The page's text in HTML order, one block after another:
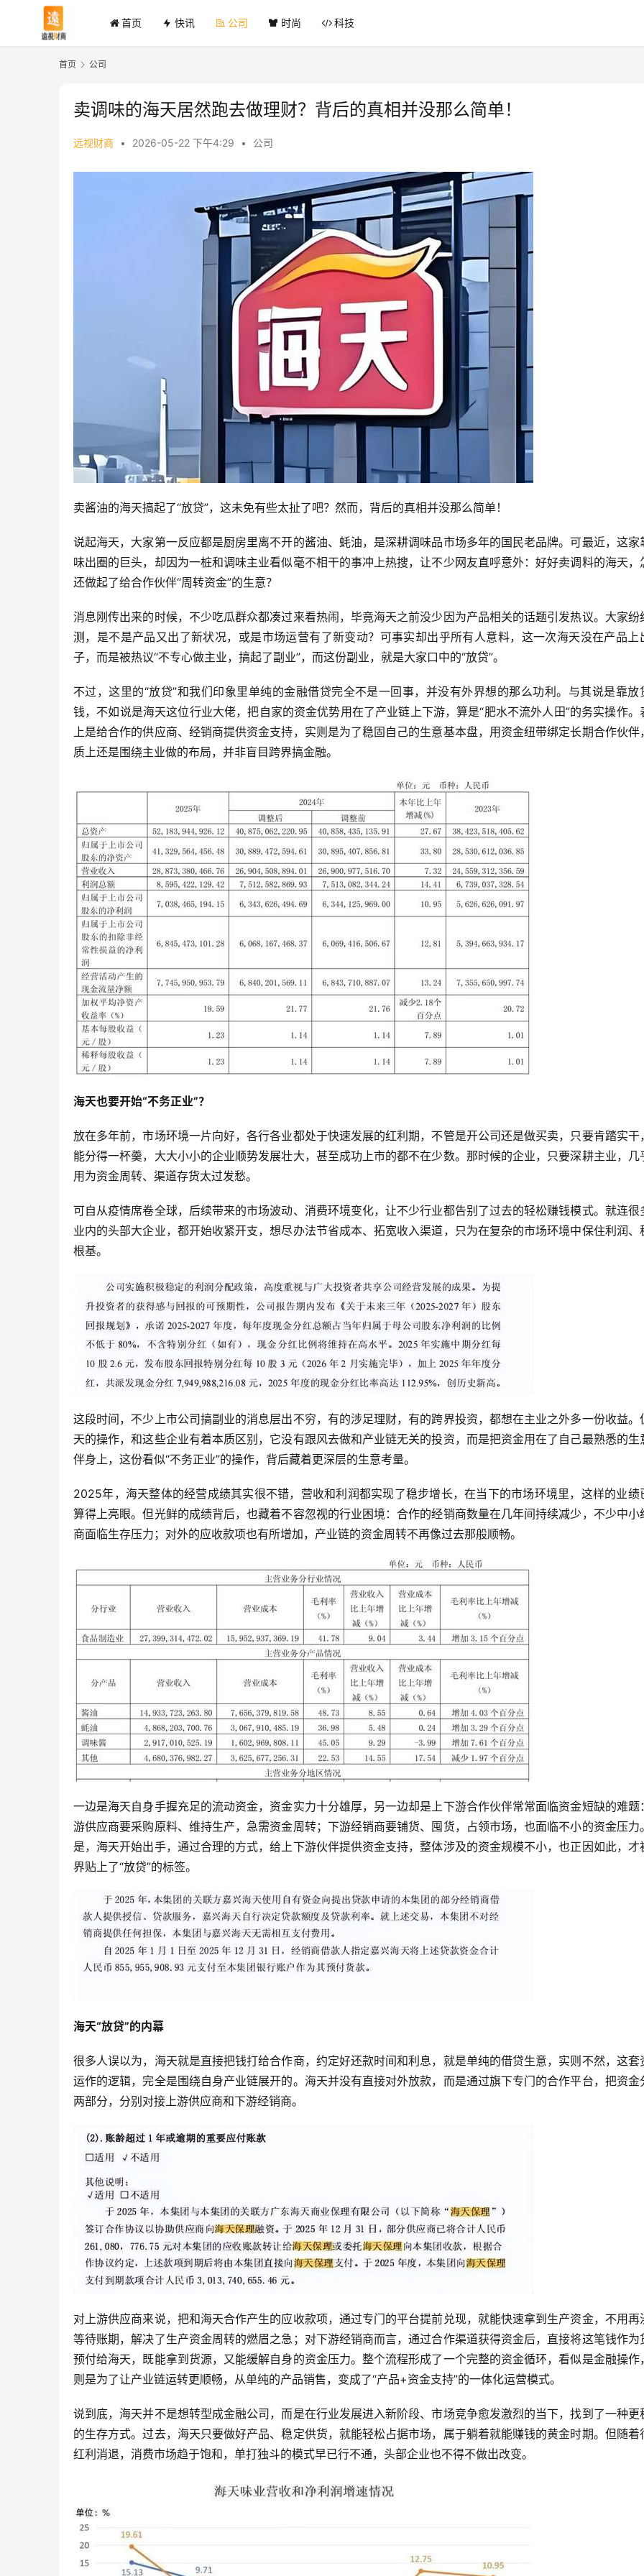
首页 快讯 公司 时尚 科技
首页 公司
卖调味的海天居然跑去做理财？背后的真相并没那么简单！
远视财商 • 2026-05-22 下午4:29 • 公司
卖酱油的海天搞起了“放贷”，这未免有些太扯了吧？然而，背后的真相并没那么简单！
说起海天，大家第一反应都是厨房里离不开的酱油、蚝油，是深耕调味品市场多年的国民老品牌。可最近，这家
味出圈的巨头，却因为一桩和调味主业看似毫不相干的事冲上热搜，让不少网友直呼意外：好好卖调料的海天，
还做起了给合作伙伴“周转资金”的生意？
消息刚传出来的时候，不少吃瓜群众都凑过来看热闹，毕竟海天之前没少因为产品相关的话题引发热议。大家纷
测，是不是产品又出了新状况，或是市场运营有了新变动？可事实却出乎所有人意料，这一次海天没在产品上
子，而是被热议“不专心做主业，搞起了副业”，而这份副业，就是大家口中的“放贷”。
不过，这里的“放贷”和我们印象里单纯的金融借贷完全不是一回事，并没有外界想的那么功利。与其说是靠放
钱，不如说是海天这位行业大佬，把自家的资金优势用在了产业链上下游，算是“肥水不流外人田”的务实操作。
上是给合作的供应商、经销商提供资金支持，实则是为了稳固自己的生意基本盘，用资金纽带绑定长期合作伙伴
质上还是围绕主业做的布局，并非盲目跨界搞金融。
海天也要开始“不务正业”？
放在多年前，市场环境一片向好，各行各业都处于快速发展的红利期，不管是开公司还是做买卖，只要肯踏实干
能分得一杯羹，大大小小的企业顺势发展壮大，甚至成功上市的都不在少数。那时候的企业，只要深耕主业，几
用为资金周转、渠道存货太过发愁。
可自从疫情席卷全球，后续带来的市场波动、消费环境变化，让不少行业都告别了过去的轻松赚钱模式。就连很
业内的头部大企业，都开始收紧开支，想尽办法节省成本、拓宽收入渠道，只为在复杂的市场环境中保住利润、
根基。
这段时间，不少上市公司搞副业的消息层出不穷，有的涉足理财，有的跨界投资，都想在主业之外多一份收益。
天的操作，和这些企业有着本质区别，它没有跟风去做和产业链无关的投资，而是把资金用在了自己最熟悉的生
伴身上，这份看似“不务正业”的操作，背后藏着更深层的生意考量。
2025年，海天整体的经营成绩其实很不错，营收和利润都实现了稳步增长，在当下的市场环境里，这样的业绩
算得上亮眼。但光鲜的成绩背后，也藏着不容忽视的行业困境：合作的经销商数量在几年间持续减少，不少中小
商面临生存压力；对外的应收款项也有所增加，产业链的资金周转不再像过去那般顺畅。
一边是海天自身手握充足的流动资金，资金实力十分雄厚，另一边却是上下游合作伙伴常常面临资金短缺的难题
游供应商要采购原料、维持生产，急需资金周转；下游经销商要铺货、囤货，占领市场，也面临不小的资金压力
是，海天开始出手，通过合理的方式，给上下游伙伴提供资金支持，整体涉及的资金规模不小，也正因如此，才
界贴上了“放贷”的标签。
海天“放贷”的内幕
很多人误以为，海天就是直接把钱打给合作商，约定好还款时间和利息，就是单纯的借贷生意，实则不然，这套
运作的逻辑，完全是围绕自身产业链展开的。海天并没有直接对外放款，而是通过旗下专门的合作平台，把资金
两部分，分别对接上游供应商和下游经销商。
对上游供应商来说，把和海天合作产生的应收款项，通过专门的平台提前兑现，就能快速拿到生产资金，不用再
等待账期，解决了生产资金周转的燃眉之急；对下游经销商而言，通过合作渠道获得资金后，直接将这笔钱作为
预付给海天，既能拿到货源，又能缓解自身的资金压力。整个流程形成了一个完整的资金循环，看似是金融操作
则是为了让产业链运转更顺畅，从单纯的产品销售，变成了“产品+资金支持”的一体化运营模式。
说到底，海天并不是想转型成金融公司，而是在行业发展进入新阶段、市场竞争愈发激烈的当下，找到了一种更
的生存方式。过去，海天只要做好产品、稳定供货，就能轻松占据市场，属于躺着就能赚钱的黄金时期。但随着
红利消退，消费市场趋于饱和，单打独斗的模式早已行不通，头部企业也不得不做出改变。